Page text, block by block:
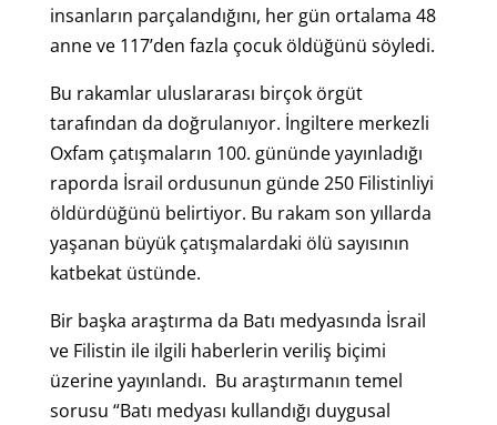
insanların parçalandığını, her gün ortalama 48
anne ve 117’den fazla çocuk öldüğünü söyledi.
Bu rakamlar uluslararası birçok örgüt
tarafından da doğrulanıyor. İngiltere merkezli
Oxfam çatışmaların 100. gününde yayınladığı
raporda İsrail ordusunun günde 250 Filistinliyi
öldürdüğünü belirtiyor. Bu rakam son yıllarda
yaşanan büyük çatışmalardaki ölü sayısının
katbekat üstünde.
Bir başka araştırma da Batı medyasında İsrail
ve Filistin ile ilgili haberlerin veriliş biçimi
üzerine yayınlandı. Bu araştırmanın temel
sorusu “Batı medyası kullandığı duygusal